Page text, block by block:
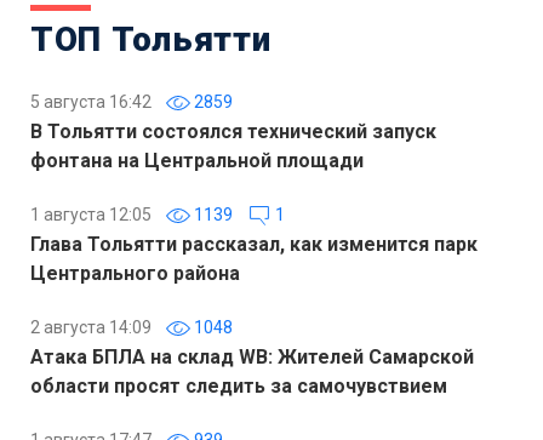
ТОП Тольятти
5 августа 16:42 2859
В Тольятти состоялся технический запуск
фонтана на Центральной площади
1 августа 12:05 1139 1
Глава Тольятти рассказал, как изменится парк
Центрального района
2 августа 14:09 1048
Атака БПЛА на склад WB: Жителей Самарской
области просят следить за самочувствием